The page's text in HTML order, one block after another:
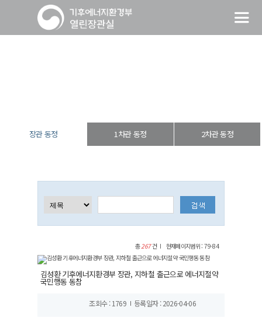
장관 동정 1차관 동정 2차관 동정
총267건 현재페이지범위 : 79-84
김성환 기후에너지환경부 장관, 지하철 출근으로 에너지절약
국민행동 동참
조회수 : 1769 등록일자 : 2026-04-06